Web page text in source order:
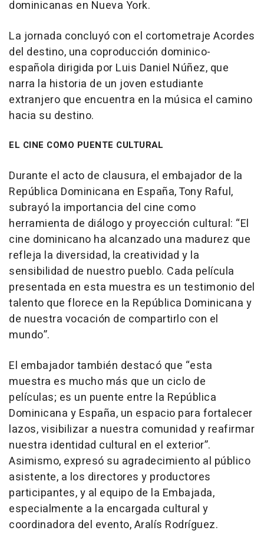
dominicanas en Nueva York.
La jornada concluyó con el cortometraje Acordes
del destino, una coproducción dominico-
española dirigida por Luis Daniel Núñez, que
narra la historia de un joven estudiante
extranjero que encuentra en la música el camino
hacia su destino.
EL CINE COMO PUENTE CULTURAL
Durante el acto de clausura, el embajador de la
República Dominicana en España, Tony Raful,
subrayó la importancia del cine como
herramienta de diálogo y proyección cultural: “El
cine dominicano ha alcanzado una madurez que
refleja la diversidad, la creatividad y la
sensibilidad de nuestro pueblo. Cada película
presentada en esta muestra es un testimonio del
talento que florece en la República Dominicana y
de nuestra vocación de compartirlo con el
mundo”.
El embajador también destacó que “esta
muestra es mucho más que un ciclo de
películas; es un puente entre la República
Dominicana y España, un espacio para fortalecer
lazos, visibilizar a nuestra comunidad y reafirmar
nuestra identidad cultural en el exterior”.
Asimismo, expresó su agradecimiento al público
asistente, a los directores y productores
participantes, y al equipo de la Embajada,
especialmente a la encargada cultural y
coordinadora del evento, Aralís Rodríguez.